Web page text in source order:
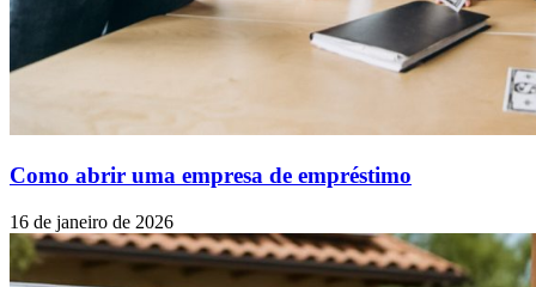
Como abrir uma empresa de empréstimo
16 de janeiro de 2026